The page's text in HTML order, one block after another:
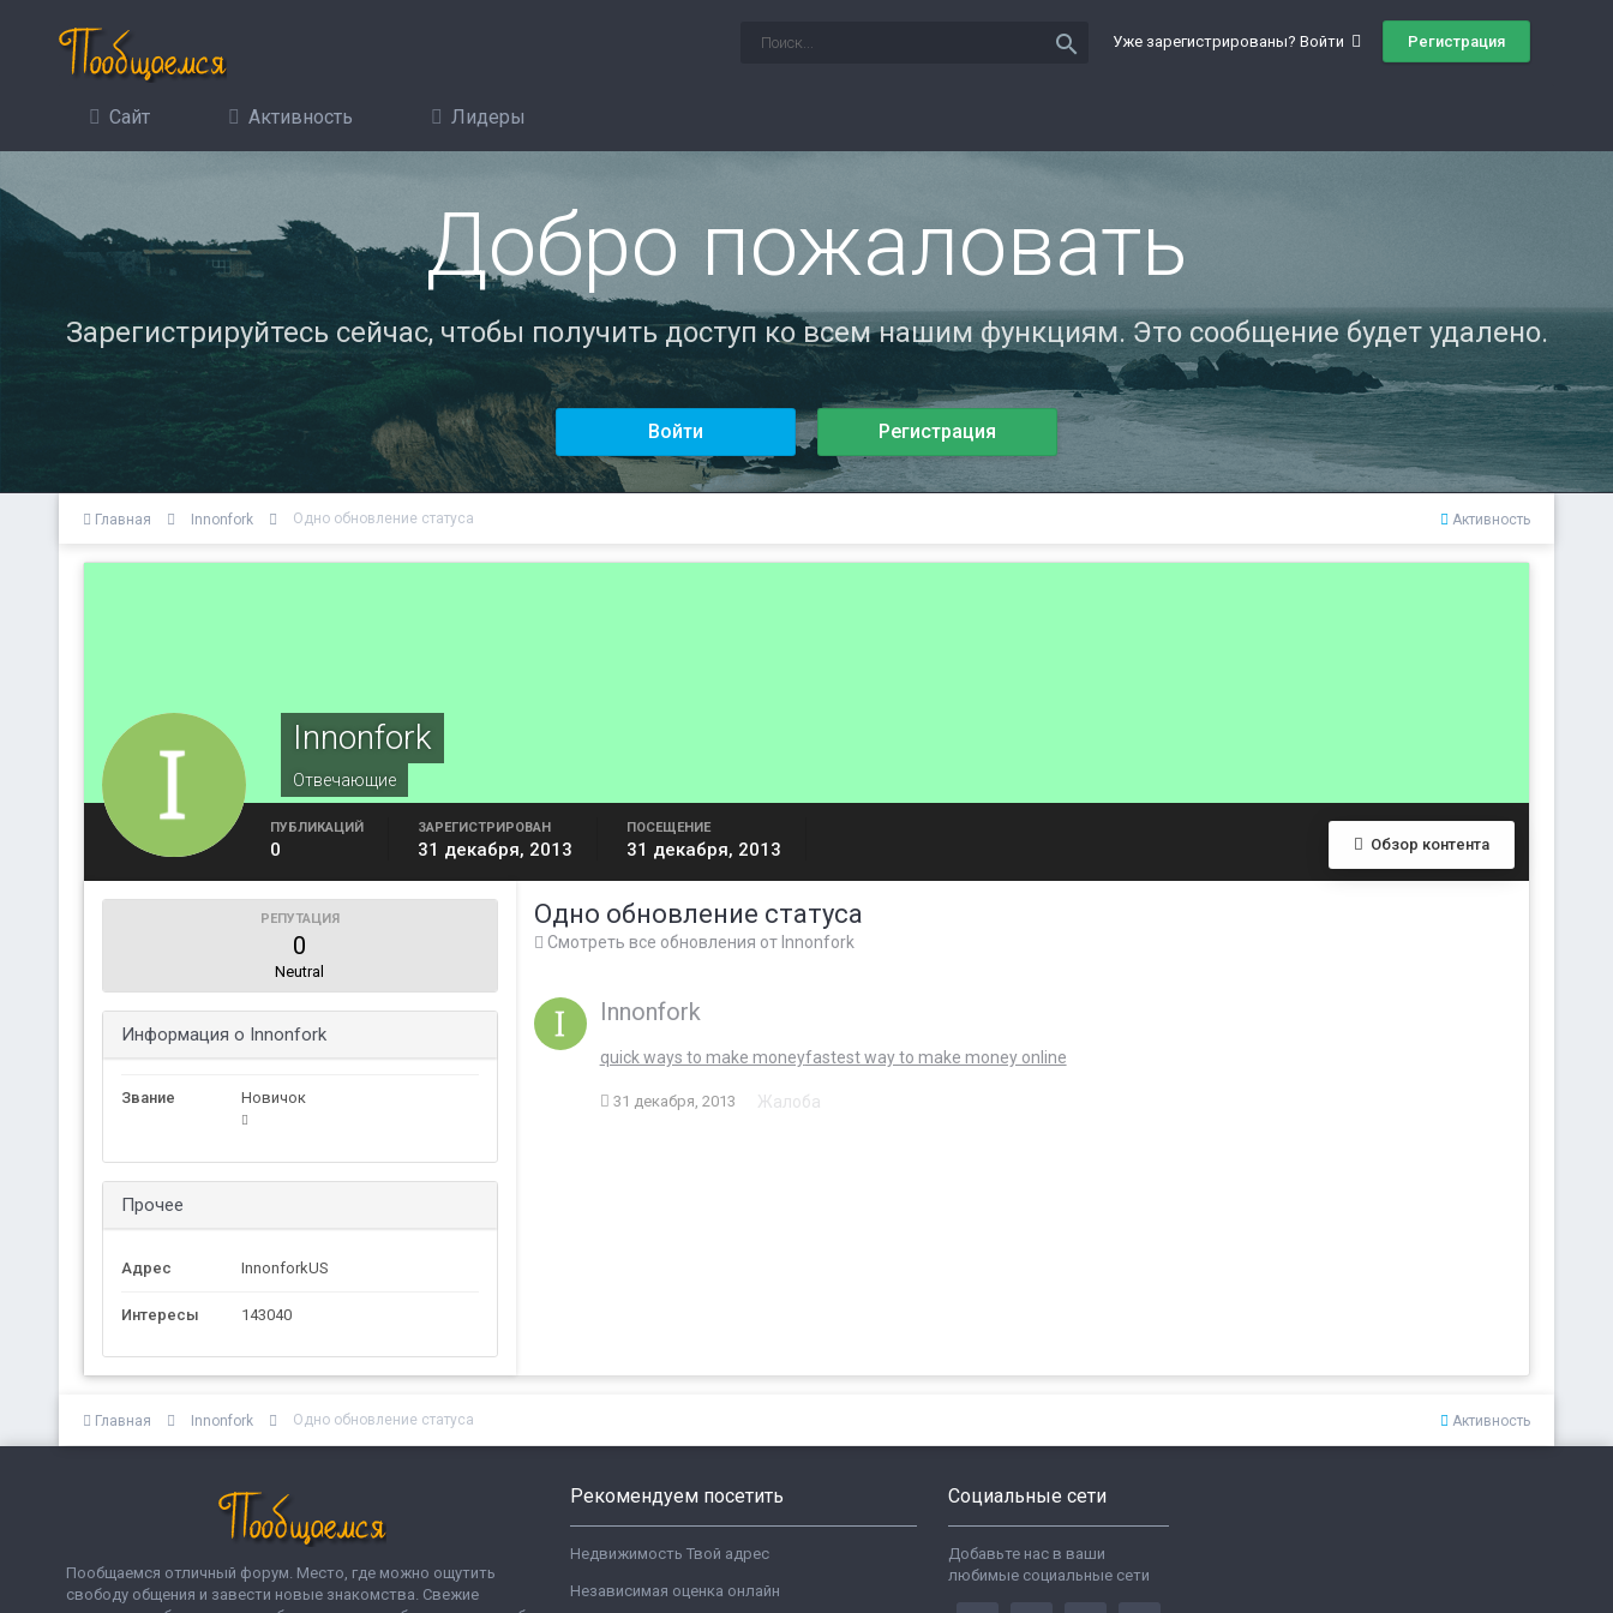
Уже зарегистрированы? Войти Регистрация
search
Сайт Активность Лидеры
Добро пожаловать
Зарегистрируйтесь сейчас, чтобы получить доступ ко всем нашим функциям. Это сообщение будет удалено.
Войти Регистрация
Активность
Главная Innonfork Одно обновление статуса
Innonfork
Отвечающие
Обзор контента
ПУБЛИКАЦИЙ
0
ЗАРЕГИСТРИРОВАН
31 декабря, 2013
ПОСЕЩЕНИЕ
31 декабря, 2013
РЕПУТАЦИЯ
0
Neutral
Информация о Innonfork
Звание Новичок
Прочее
Адрес InnonforkUS
Интересы 143040
Одно обновление статуса
Смотреть все обновления от Innonfork
Innonfork
quick ways to make moneyfastest way to make money online
31 декабря, 2013 Жалоба
Активность
Главная Innonfork Одно обновление статуса
Пообщаемся отличный форум. Место, где можно ощутить
свободу общения и завести новые знакомства. Свежие
Рекомендуем посетить
Недвижимость Твой адрес
Независимая оценка онлайн
Социальные сети
Добавьте нас в ваши
любимые социальные сети